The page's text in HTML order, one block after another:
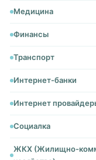
Медицина
Финансы
Транспорт
Интернет-банки
Интернет
Социалка
ЖКХ (Жилищно-